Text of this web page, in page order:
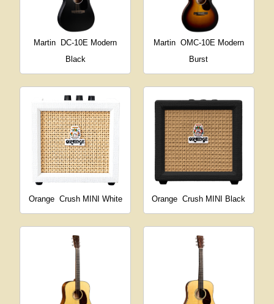
Martin
DC-10E Modern
Black
Martin OMC-10E Modern
Burst
Orange Crush MINI White Orange Crush MINI Black